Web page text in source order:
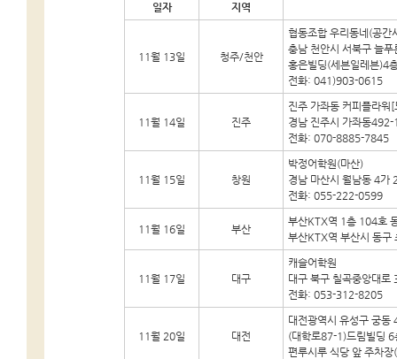
일자 지역
11월 13일 청주/천안
협동조합 우리동네(공간
충남 천안시 서북구 늘
홍은빌딩(세븐일레븐)4
전화: 041)903-0615
11월 14일 진주
진주 가좌동 커피플라워
경남 진주시 가좌동
전화: 070-8885-7845
11월 15일 창원
박정어학원(마산)
경남 마산시 월남동 4가
전화: 055-222-0599
11월 16일 부산
부산KTX역 1층 104호
부산KTX역 부산시 동구
11월 17일 대구
캐슬어학원
대구 북구 칠곡중앙대로
전화: 053-312-8205
11월 20일 대전
대전광역시 유성구 궁동
(대학로87-1)드림빌딩
편루시루 식당 앞 주차